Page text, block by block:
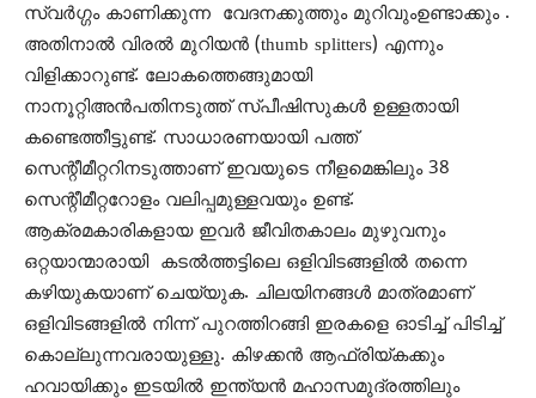
സ്വർഗ്ഗം കാണിക്കുന്ന വേദനക്കുത്തും മുറിവുംഉണ്ടാക്കും .
അതിനാൽ വിരൽ മുറിയൻ (thumb splitters) എന്നും
വിളിക്കാറുണ്ട്. ലോകത്തെങ്ങുമായി
നാനൂറ്റിഅൻപതിനടുത്ത് സ്പീഷിസുകൾ ഉള്ളതായി
കണ്ടെത്തീട്ടുണ്ട്. സാധാരണയായി പത്ത്
സെന്റീമീറ്ററിനടുത്താണ് ഇവയുടെ നീളമെങ്കിലും 38
സെന്റീമീറ്ററോളം വലിപ്പമുള്ളവയും ഉണ്ട്.
ആക്രമകാരികളായ ഇവർ ജീവിതകാലം മുഴുവനും
ഒറ്റയാന്മാരായി കടൽത്തട്ടിലെ ഒളിവിടങ്ങളിൽ തന്നെ
കഴിയുകയാണ് ചെയ്യുക. ചിലയിനങ്ങൾ മാത്രമാണ്
ഒളിവിടങ്ങളിൽ നിന്ന് പുറത്തിറങ്ങി ഇരകളെ ഓടിച്ച് പിടിച്ച്
കൊല്ലുന്നവരായുള്ളു. കിഴക്കൻ ആഫ്രിയ്കക്കും
ഹവായിക്കും ഇടയിൽ ഇന്ത്യൻ മഹാസമുദ്രത്തിലും